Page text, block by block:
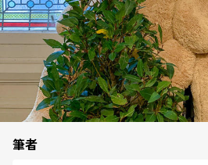
筆者